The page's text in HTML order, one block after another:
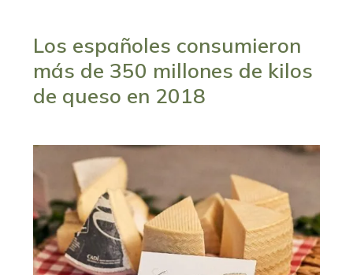
Los españoles consumieron
más de 350 millones de kilos
de queso en 2018